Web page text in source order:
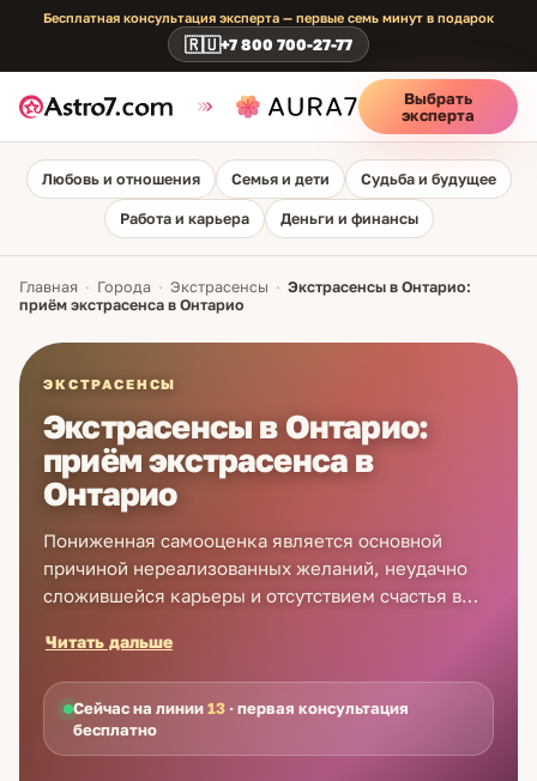
Бесплатная консультация эксперта — первые семь минут в подарок
🇷🇺+7 800 700-27-77
Выбрать
эксперта
Любовь и отношения Семья и дети Судьба и будущее
Работа и карьера Деньги и финансы
Главная · Города · Экстрасенсы · Экстрасенсы в Онтарио:
приём экстрасенса в Онтарио
ЭКСТРАСЕНСЫ
Экстрасенсы в Онтарио:
приём экстрасенса в
Онтарио
Пониженная самооценка является основной
причиной нереализованных желаний, неудачно
сложившейся карьеры и отсутствием счастья в
приём экстрасенса в Онтарио. Настоящие
экстрасенсы в Онтарио научат Вас адекватно
оценивать себя и свои способности, помогут
начать успешную и счастливую жизнь. На Astro7
сильные экстрасенсы в Онтарио консультируют
Читать дальше
Сейчас на линии13 · первая консультация
бесплатно